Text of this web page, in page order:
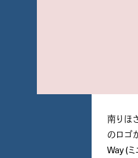
南りほ
のロゴ
Way (ミ